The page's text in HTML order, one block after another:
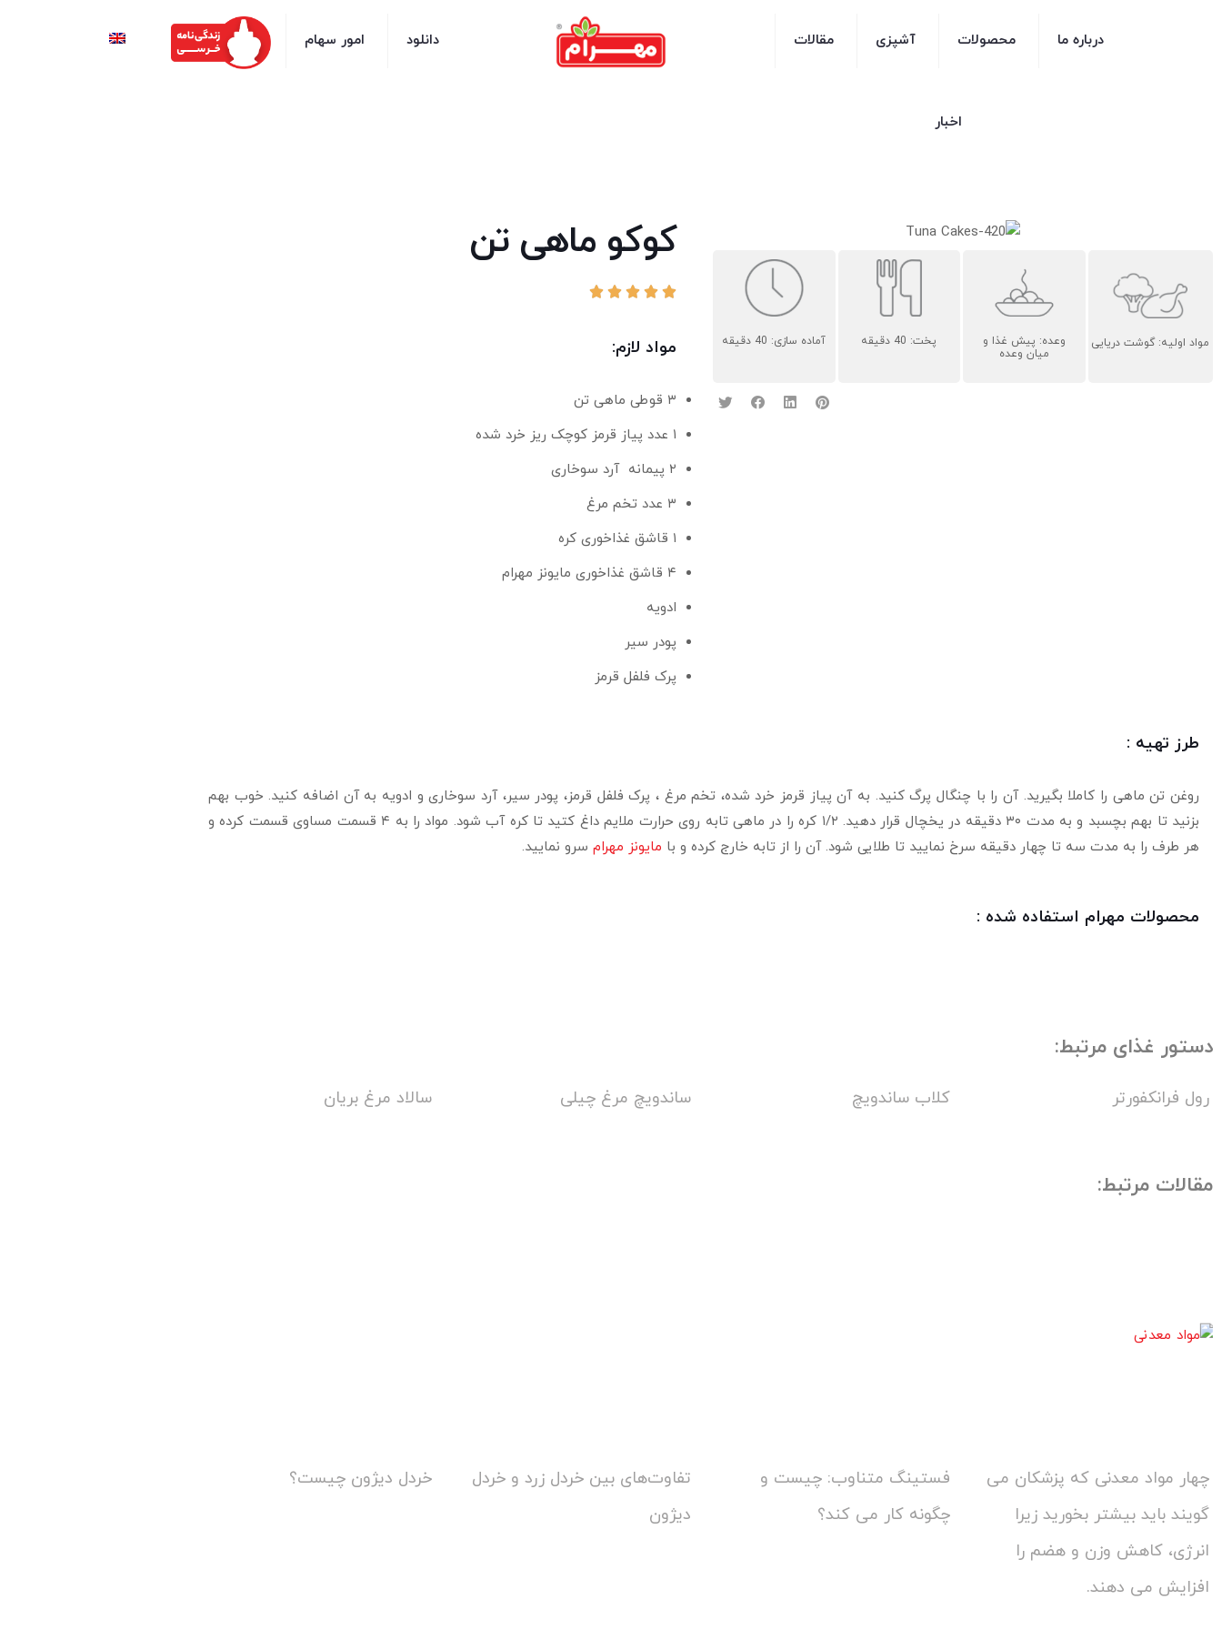
دانلود امور سهام درباره ما محصولات آشپزی مقالات
اخبار
مواد اولیه: گوشت دریایی
وعده: پیش غذا و
میان وعده
پخت: 40 دقیقه آماده سازی: 40 دقیقه
کوکو ماهی ‌تن





مواد لازم:
۳ قوطی ماهی تن
۱ عدد پیاز قرمز کوچک ریز خرد شده
۲ پیمانه آرد سوخاری
۳ عدد تخم مرغ
۱ قاشق غذاخوری کره
۴ قاشق غذاخوری مایونز مهرام
ادویه
پودر سیر
پرک فلفل قرمز
طرز تهیه :
روغن تن ماهی را کاملا بگیرید. آن را با چنگال پرگ کنید. به آن پیاز قرمز خرد شده، تخم مرغ ، پرک فلفل قرمز، پودر سیر، آرد سوخاری و ادویه به آن اضافه کنید. خوب بهم
بزنید تا بهم بچسبد و به مدت ۳۰ دقیقه در یخچال قرار دهید. ۱/۲ کره را در ماهی تابه روی حرارت ملایم داغ کتید تا کره آب شود. مواد را به ۴ قسمت مساوی قسمت کرده و
هر طرف را به مدت سه تا چهار دقیقه سرخ نمایید تا طلایی شود. آن را از تابه خارج کرده و با مایونز مهرام سرو نمایید.
محصولات مهرام استفاده شده :
دستور غذای مرتبط:
رول فرانکفورتر کلاب ساندویچ ساندویچ مرغ چیلی سالاد مرغ بریان
مقالات مرتبط:
چهار مواد معدنی که پزشکان می
گویند باید بیشتر بخورید زیرا
انرژی، کاهش وزن و هضم را
افزایش می دهند.
فستینگ متناوب: چیست و
چگونه کار می کند؟
تفاوت‌های بین خردل زرد و خردل
دیژون
خردل دیژون چیست؟